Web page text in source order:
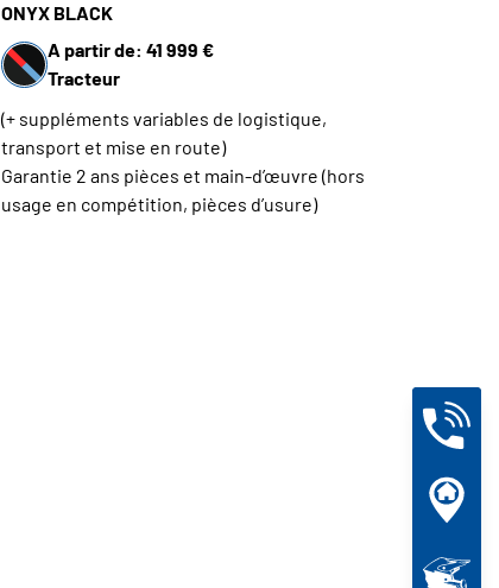
ONYX BLACK
A partir de: 41 999 €
Tracteur
(+ suppléments variables de logistique,
transport et mise en route)
Garantie 2 ans pièces et main-d’œuvre (hors
usage en compétition, pièces d’usure)